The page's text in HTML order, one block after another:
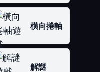
橫向捲軸
解謎